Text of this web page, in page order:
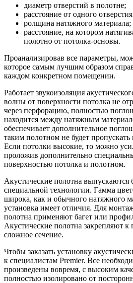
диаметр отверстий в полотне;
расстояние от одного
pолщина натяжного материала;
расстояние, на котором
полотно от потолка-основы.
Проанализировав все параметры,
которое самым лучшим образом
каждом конкретном помещении.
Работает звукоизоляция
волны от поверхности потолка не
через перфорацию, полностью
находится между натяжным
обеспечивает дополнительное
таким полотном не будет пропускать
Если потолки высокие, то можно
проложив дополнительно
поверхностью потолка и полотном.
Акустические полотна
специальной технологии. Гамма
широка, как и обычного натяжного
установка имеет отличия. Для
полотна применяют багет или
Акустические полотна закрепляют
сложное сечение.
Чтобы заказать установку
к специалистам Premier. Все
произведены вовремя, с высоким
полностью изолировано от